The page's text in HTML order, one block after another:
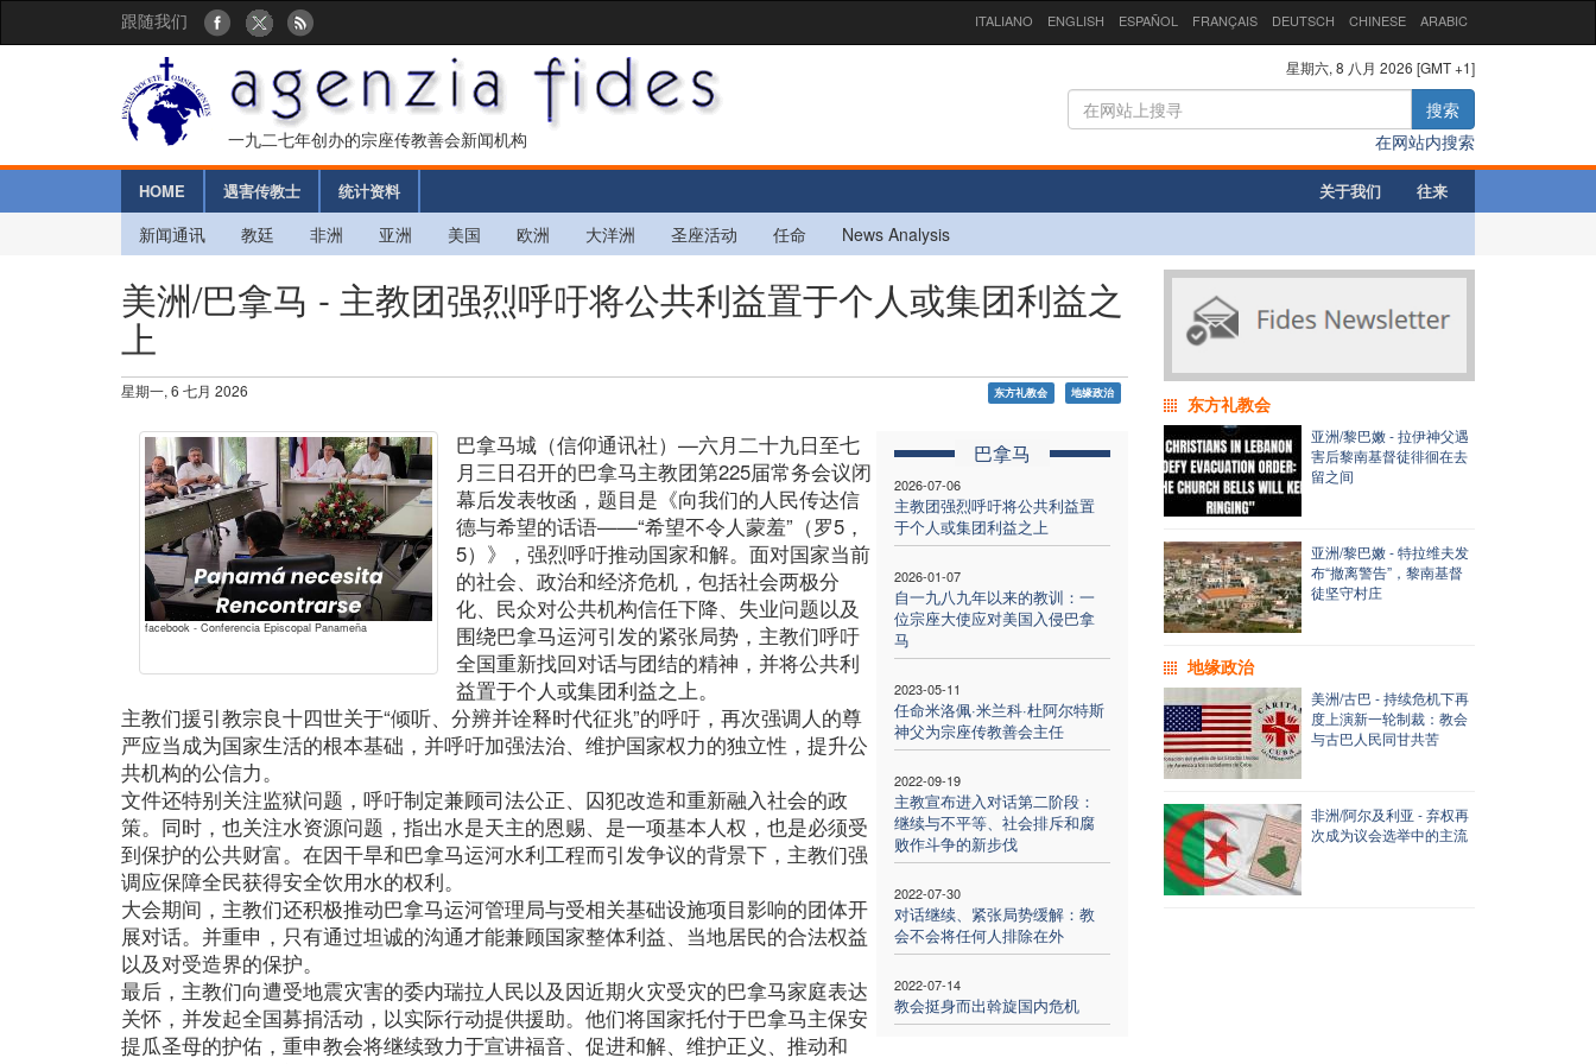
跟随我们 ITALIANO ENGLISH ESPAÑOL FRANÇAIS DEUTSCH CHINESE ARABIC
一九二七年创办的宗座传教善会新闻机构
星期六, 8 八月 2026 [GMT +1]
搜索
在网站内搜索
HOME 遇害传教士 统计资料 关于我们 往来
新闻通讯 教廷 非洲 亚洲 美国 欧洲 大洋洲 圣座活动 任命 News Analysis
美洲/巴拿马 - 主教团强烈呼吁将公共利益置于个人或集团利益之
上
星期一, 6 七月 2026 东方礼教会 地缘政治
facebook - Conferencia Episcopal Panameña
巴拿马
2026-07-06
主教团强烈呼吁将公共利益置
于个人或集团利益之上
2026-01-07
自一九八九年以来的教训：一
位宗座大使应对美国入侵巴拿
马
2023-05-11
任命米洛佩·米兰科·杜阿尔特斯
神父为宗座传教善会主任
2022-09-19
主教宣布进入对话第二阶段：
继续与不平等、社会排斥和腐
败作斗争的新步伐
2022-07-30
对话继续、紧张局势缓解：教
会不会将任何人排除在外
2022-07-14
教会挺身而出斡旋国内危机
巴拿马城（信仰通讯社）—六月二十九日至七
月三日召开的巴拿马主教团第225届常务会议闭
幕后发表牧函，题目是《向我们的人民传达信
德与希望的话语——“希望不令人蒙羞”（罗5，
5）》，强烈呼吁推动国家和解。面对国家当前
的社会、政治和经济危机，包括社会两极分
化、民众对公共机构信任下降、失业问题以及
围绕巴拿马运河引发的紧张局势，主教们呼吁
全国重新找回对话与团结的精神，并将公共利
益置于个人或集团利益之上。
主教们援引教宗良十四世关于“倾听、分辨并诠释时代征兆”的呼吁，再次强调人的尊
严应当成为国家生活的根本基础，并呼吁加强法治、维护国家权力的独立性，提升公
共机构的公信力。
文件还特别关注监狱问题，呼吁制定兼顾司法公正、囚犯改造和重新融入社会的政
策。同时，也关注水资源问题，指出水是天主的恩赐、是一项基本人权，也是必须受
到保护的公共财富。在因干旱和巴拿马运河水利工程而引发争议的背景下，主教们强
调应保障全民获得安全饮用水的权利。
大会期间，主教们还积极推动巴拿马运河管理局与受相关基础设施项目影响的团体开
展对话。并重申，只有通过坦诚的沟通才能兼顾国家整体利益、当地居民的合法权益
以及对受造界的保护。
最后，主教们向遭受地震灾害的委内瑞拉人民以及因近期火灾受灾的巴拿马家庭表达
关怀，并发起全国募捐活动，以实际行动提供援助。他们将国家托付于巴拿马主保安
提瓜圣母的护佑，重申教会将继续致力于宣讲福音、促进和解、维护正义、推动和
东方礼教会
亚洲/黎巴嫩 - 拉伊神父遇
害后黎南基督徒徘徊在去
留之间
亚洲/黎巴嫩 - 特拉维夫发
布“撤离警告”，黎南基督
徒坚守村庄
地缘政治
美洲/古巴 - 持续危机下再
度上演新一轮制裁：教会
与古巴人民同甘共苦
非洲/阿尔及利亚 - 弃权再
次成为议会选举中的主流